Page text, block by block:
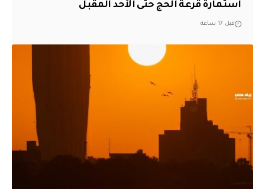
استمارة قرعة الحج حتى الأحد المقبل
قبل 17 ساعة